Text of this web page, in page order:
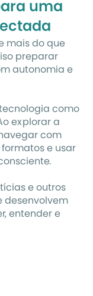
uma
mais do que
preparar
autonomia e
como
explorar a
com
e usar
e outros
desenvolvem
entender e